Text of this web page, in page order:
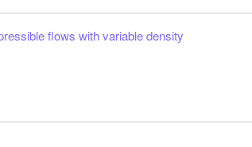
flows with variable density